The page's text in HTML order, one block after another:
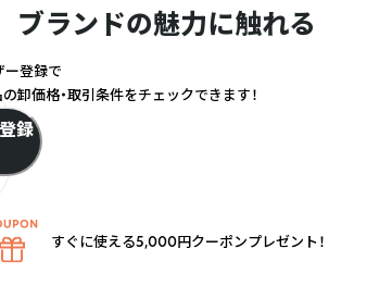
ブランドの魅力に触れる
ー登録で
卸価格・取引条件をチェックできます！
録
すぐに使える5,000円クーポンプレゼント！